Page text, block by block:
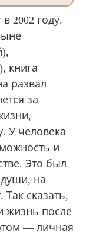
2002 году.
книга
развал
за
У человека
и
Это был
на
Так сказать,
жизнь после
— личная